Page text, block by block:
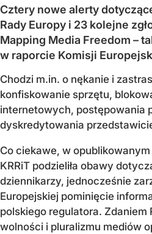
Cztery nowe alerty
Rady Europy i 23 kolejne
Mapping Media Freedom –
w raporcie Komisji
Chodzi m.in. o nękanie i
konfiskowanie sprzętu,
internetowych, postępowania
dyskredytowania
Co ciekawe, w
KRRiT podzieliła obawy
dziennikarzy, jednocześnie
Europejskiej pominięcie
polskiego regulatora.
wolności i pluralizmu mediów